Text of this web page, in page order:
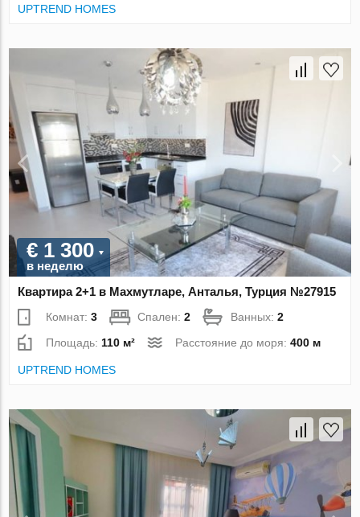
UPTREND HOMES
€ 1 300
в неделю
Квартира 2+1 в Махмутларе, Анталья, Турция №27915
Комнат:3 Спален:2 Ванных:2
Площадь: 110 м² Расстояние до моря:400 м
UPTREND HOMES